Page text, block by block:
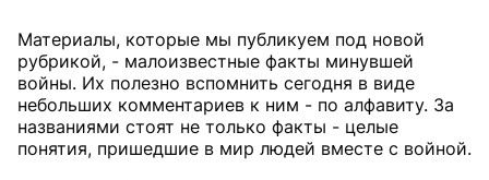
Материалы, которые мы публикуем под новой
рубрикой, - малоизвестные факты минувшей
войны. Их полезно вспомнить сегодня в виде
небольших комментариев к ним - по алфавиту. За
названиями стоят не только факты - целые
понятия, пришедшие в мир людей вместе с войной.